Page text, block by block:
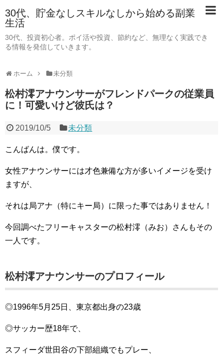
30代、貯金なしスキルなしから始める副業
生活
30代、投資初心者。ポイ活や投資、節約など、無理なく実践でき
る情報を発信していきます。
ホーム 未分類
松村澪アナウンサーがフレンドパークの従業員
に！可愛いけど彼氏は？
2019/10/5 未分類
こんばんは。僕です。
女性アナウンサーには才色兼備な方が多いイメージを受け
ますが、
それは局アナ（特にキー局）に限った事ではありません！
今回調べたフリーキャスターの松村澪（みお）さんもその
一人です。
松村澪アナウンサーのプロフィール
◎1996年5月25日、東京都出身の23歳
◎サッカー歴18年で、
スフィーダ世田谷の下部組織でもプレー、